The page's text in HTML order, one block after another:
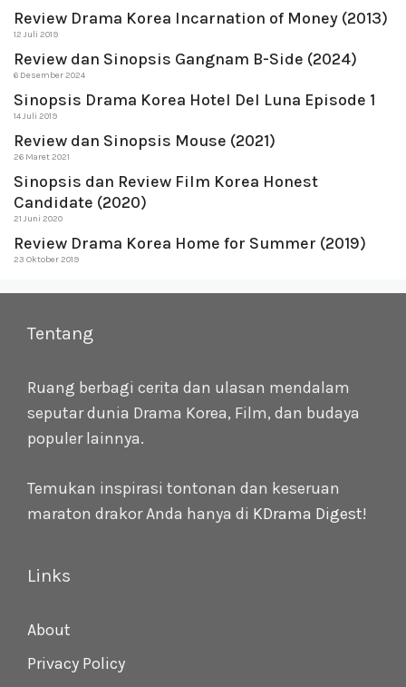
Review Drama Korea Incarnation of Money (2013)
12 Juli 2019
Review dan Sinopsis Gangnam B-Side (2024)
6 Desember 2024
Sinopsis Drama Korea Hotel Del Luna Episode 1
14 Juli 2019
Review dan Sinopsis Mouse (2021)
26 Maret 2021
Sinopsis dan Review Film Korea Honest
Candidate (2020)
21 Juni 2020
Review Drama Korea Home for Summer (2019)
23 Oktober 2019
Tentang
Ruang berbagi cerita dan ulasan mendalam
seputar dunia Drama Korea, Film, dan budaya
populer lainnya.
Temukan inspirasi tontonan dan keseruan
maraton drakor Anda hanya di KDrama Digest!
Links
About
Privacy Policy